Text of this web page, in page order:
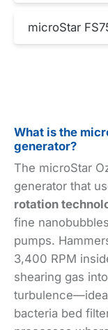
microStar
What is the
generator?
The microStar
generator that
rotation
fine
pumps.
3,400 RPM
shearing gas
bacteria bed